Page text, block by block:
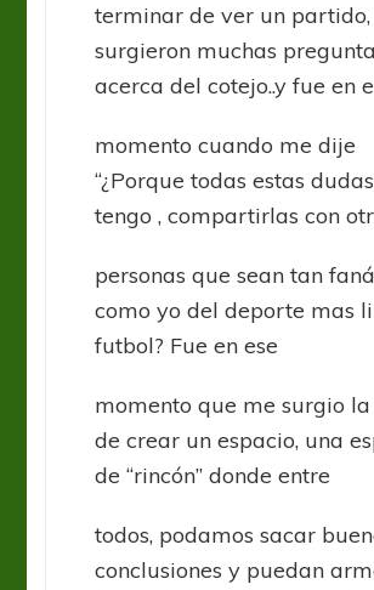
terminar de ver un
surgieron muchas
acerca del cotejo..y fue en
momento cuando me dije
“¿Porque todas estas
tengo , compartirlas con
personas que sean tan
como yo del deporte mas
futbol? Fue en ese
momento que me surgio
de crear un espacio, una
de “rincón” donde entre
todos, podamos sacar
conclusiones y puedan